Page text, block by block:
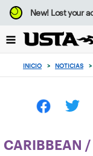
Enfoque
desde
botón
volver
principio
New!Lost your
INICIO > NOTICIAS >
CARIBBEAN /